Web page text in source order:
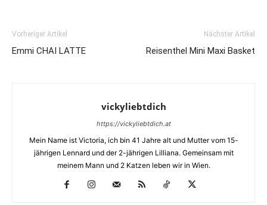
Vorheriger Artikel
Emmi CHAI LATTE
Nächster Artikel
Reisenthel Mini Maxi Basket
vickyliebtdich
https://vickyliebtdich.at
Mein Name ist Victoria, ich bin 41 Jahre alt und Mutter vom 15-
jährigen Lennard und der 2-jährigen Lilliana. Gemeinsam mit
meinem Mann und 2 Katzen leben wir in Wien.